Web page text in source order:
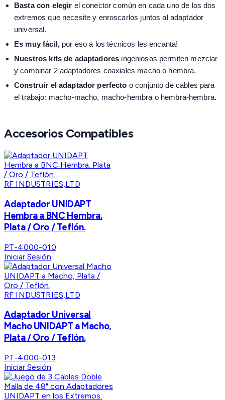
Basta con elegir el conector común en cada uno de los dos
extremos que necesite y enroscarlos juntos al adaptador
universal.
Es muy fácil,por eso a los técnicos les encanta!
Nuestros kits de adaptadores ingeniosos permiten mezclar
y combinar 2 adaptadores coaxiales macho o hembra.
Construir el adaptador perfecto o conjunto de cables para
el trabajo: macho-macho, macho-hembra o hembra-hembra.
Accesorios Compatibles
RF INDUSTRIES,LTD
Adaptador UNIDAPT
Hembra a BNC Hembra.
Plata / Oro / Teflón.
PT-4000-010
Iniciar Sesión
RF INDUSTRIES,LTD
Adaptador Universal
Macho UNIDAPT a Macho,
Plata / Oro / Teflón.
PT-4000-013
Iniciar Sesión